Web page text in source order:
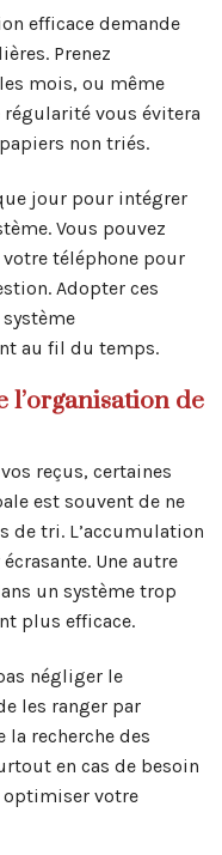
efficace demande
Prenez
mois, ou même
vous évitera
non triés.
jour pour intégrer
Vous pouvez
téléphone pour
Adopter ces
au fil du temps.
l’organisation de
reçus, certaines
est souvent de ne
de tri. L’accumulation
Une autre
un système trop
plus efficace.
négliger le
les ranger par
recherche des
en cas de besoin
optimiser votre